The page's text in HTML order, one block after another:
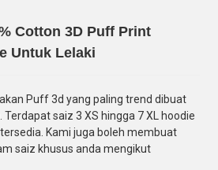
Cotton 3D Puff Print
Untuk Lelaki
Puff 3d yang paling trend dibuat
saiz 3 XS hingga 7 XL hoodie
Kami juga boleh membuat
saiz khusus anda mengikut